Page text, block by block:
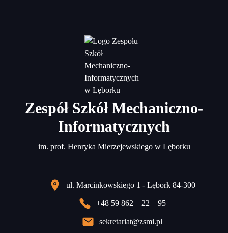
Zespół Szkół Mechaniczno-
Informatycznych
im. prof. Henryka Mierzejewskiego w Lęborku
ul. Marcinkowskiego 1 - Lębork 84-300
+48 59 862 – 22 – 95
sekretariat@zsmi.pl